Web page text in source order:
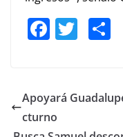
F
e
b
T
er e
Apoyará
cturno